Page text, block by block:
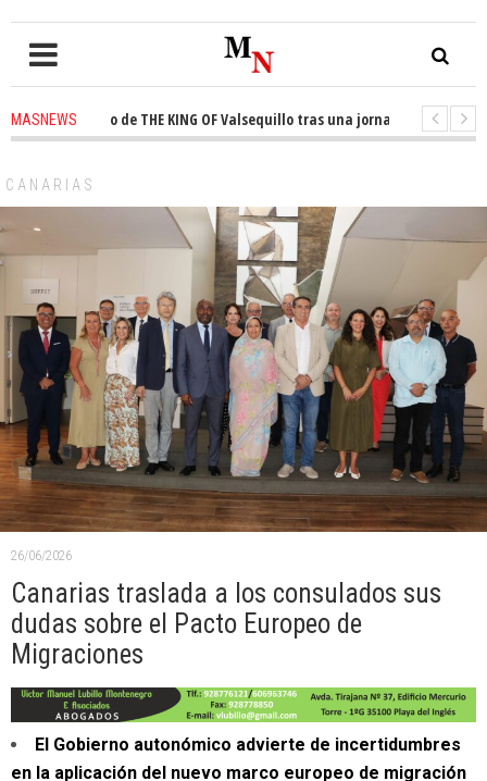
MASNEWS
trono de THE KING OF Valsequillo tras una jornada de baloncesto
CANARIAS
26/06/2026
Canarias traslada a los consulados sus
dudas sobre el Pacto Europeo de
Migraciones
El Gobierno autonómico advierte de incertidumbres
en la aplicación del nuevo marco europeo de migración